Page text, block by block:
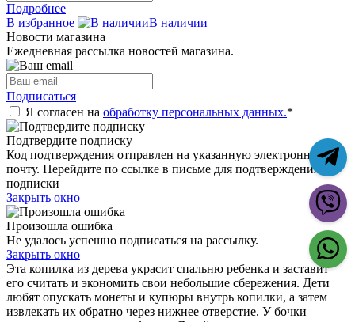
Подробнее
В избранное
В наличии
Новости магазина
Ежедневная рассылка новостей магазина.
Подписаться
Я согласен на обработку персональных данных.*
Подтвердите подписку
Код подтверждения отправлен на указанную электронную
почту. Перейдите по ссылке в письме для подтверждения
подписки
Закрыть окно
Произошла ошибка
Не удалось успешно подписаться на рассылку.
Закрыть окно
Эта копилка из дерева украсит спальню ребенка и заставит
его считать и экономить свои небольшие сбережения. Дети
любят опускать монеты и купюры внутрь копилки, а затем
извлекать их обратно через нижнее отверстие. У бочки